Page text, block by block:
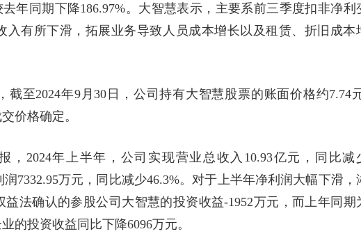
年同期下降186.97%。大智慧表示，主要系前三季度扣非净利
入有所下滑，拓展业务导致人员成本增长以及租赁、折旧成本
截至2024年9月30日，公司持有大智慧股票的账面价格约7.74
价格确定。
，2024年上半年，公司实现营业总收入10.93亿元，同比减
7332.95万元，同比减少46.3%。对于上半年净利润大幅下滑，
法确认的参股公司大智慧的投资收益-1952万元，而上年同期
的投资收益同比下降6096万元。